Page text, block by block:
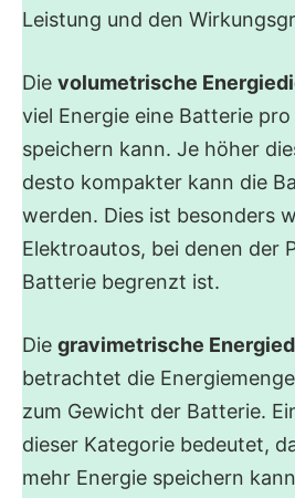
Leistung und den
Die volumetrische
viel Energie eine Batterie
speichern kann. Je höher
desto kompakter kann die
werden. Dies ist besonders
Elektroautos, bei denen der
Batterie begrenzt ist.
Die gravimetrische
betrachtet die
zum Gewicht der Batterie.
dieser Kategorie bedeutet,
mehr Energie speichern